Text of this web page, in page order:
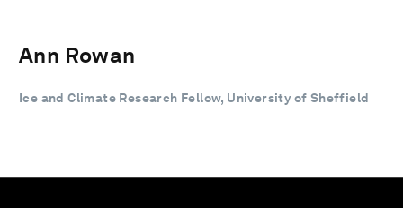
Ann Rowan
Ice and Climate Research Fellow, University of Sheffield